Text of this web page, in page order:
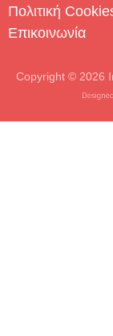
Πολιτική
Επικοινωνία
Copyright © 2026